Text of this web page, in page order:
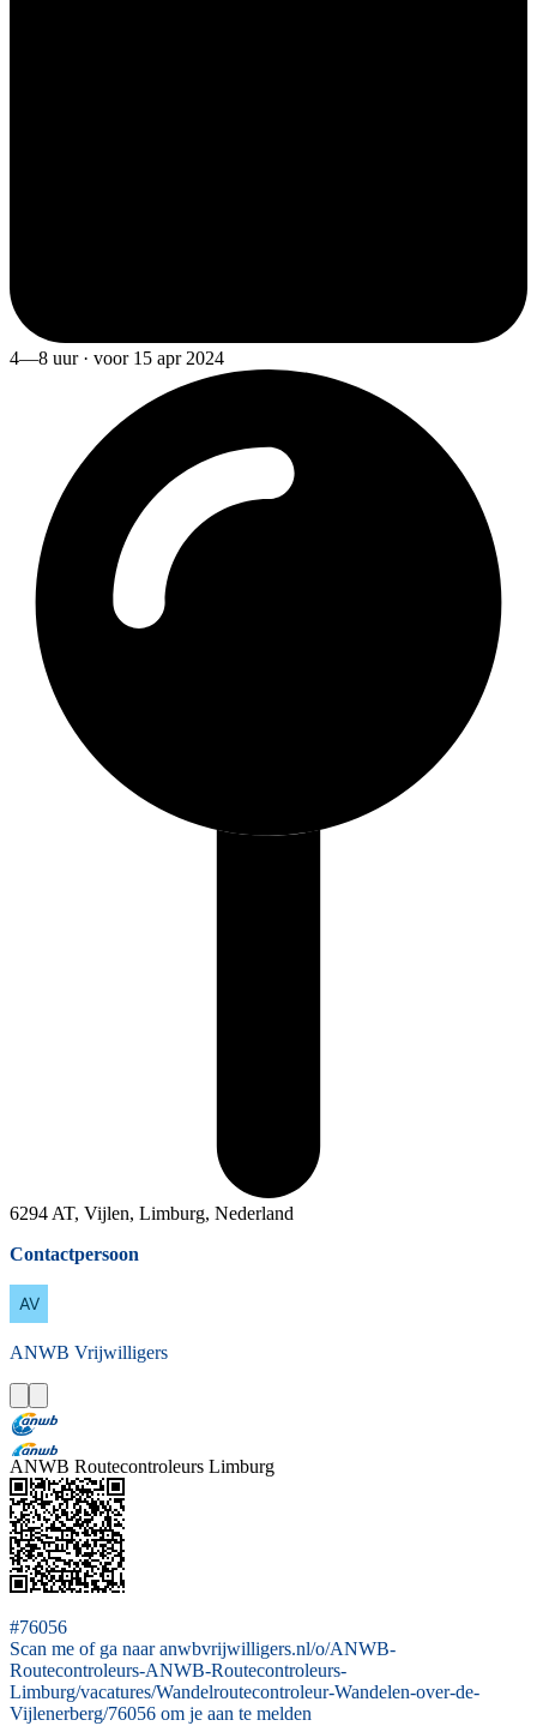
4—8 uur · voor 15 apr 2024
6294 AT, Vijlen, Limburg, Nederland
Contactpersoon
ANWB Vrijwilligers
ANWB Routecontroleurs Limburg
#76056
Scan me of ga naar anwbvrijwilligers.nl/o/ANWB-
Routecontroleurs-ANWB-Routecontroleurs-
Limburg/vacatures/Wandelroutecontroleur-Wandelen-over-de-
Vijlenerberg/76056 om je aan te melden